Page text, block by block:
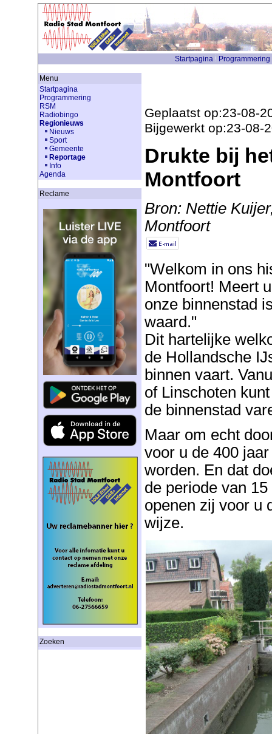
Startpagina Programmering
Menu
Startpagina
Programmering
RSM
Radiobingo
Regionieuws
Nieuws
Sport
Gemeente
Reportage
Info
Agenda
Reclame
Zoeken
Geplaatst op:23-08-
Bijgewerkt op:23-08-
Drukte bij
Montfoort
Bron: Nettie
Montfoort
"Welkom in ons
Montfoort! Meert
onze binnenstad
waard."
Dit hartelijke
de Hollandsche
binnen vaart.
of Linschoten
de binnenstad
Maar om echt
voor u de 400
worden. En dat
de periode van
openen zij voor u
wijze.